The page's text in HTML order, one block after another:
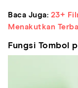
Baca Juga: 23+
Menakutkan
Fungsi Tombol